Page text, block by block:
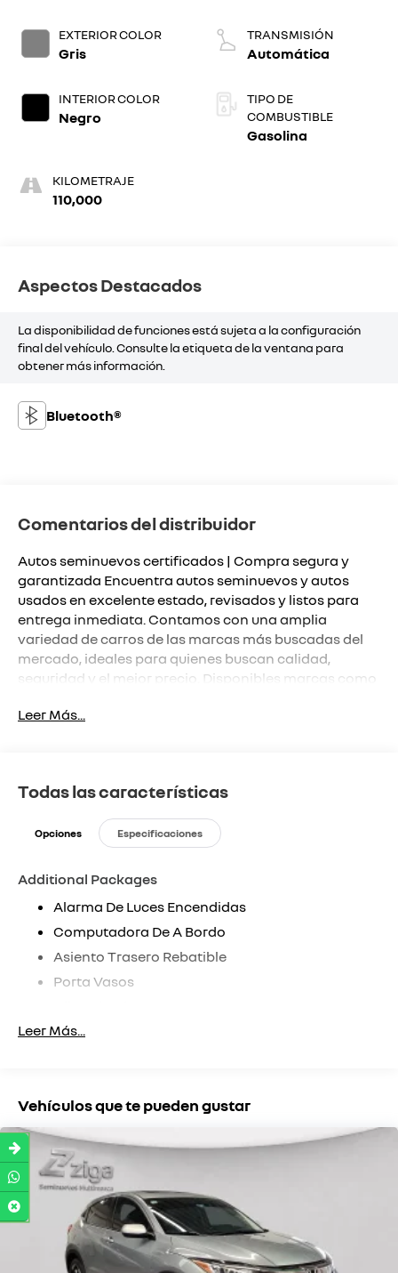
EXTERIOR COLOR
Gris
INTERIOR COLOR
Negro
KILOMETRAJE
110,000
TRANSMISIÓN
Automática
TIPO DE
COMBUSTIBLE
Gasolina
Aspectos Destacados
La disponibilidad de funciones está sujeta a la configuración
final del vehículo. Consulte la etiqueta de la ventana para
obtener más información.
Bluetooth®
Comentarios del distribuidor
Autos seminuevos certificados | Compra segura y
garantizada Encuentra autos seminuevos y autos
usados en excelente estado, revisados y listos para
entrega inmediata. Contamos con una amplia
variedad de carros de las marcas más buscadas del
mercado, ideales para quienes buscan calidad,
seguridad y el mejor precio. Disponibles marcas como
todos nuestros autos pasan por una inspección
Leer Más...
Todas las características
Opciones Especificaciones
Additional Packages
Alarma De Luces Encendidas
Computadora De A Bordo
Asiento Trasero Rebatible
Porta Vasos
Frenos Abs
Faros Antiniebla
Faros Antinieblas Delanteros
Airbag Para Conductor Y Pasajero
Desempañador Trasero
Barra Anti Vuelco
Airbag Laterales
Control De Estabilidad
Leer Más...
Vehículos que te pueden gustar